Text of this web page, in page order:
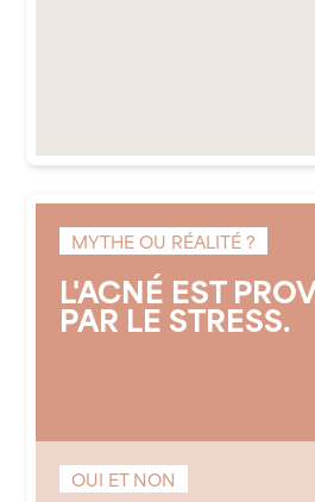
MYTHE OU RÉALITÉ ?
L'ACNÉ EST
PAR LE STRESS.
OUI ET NON